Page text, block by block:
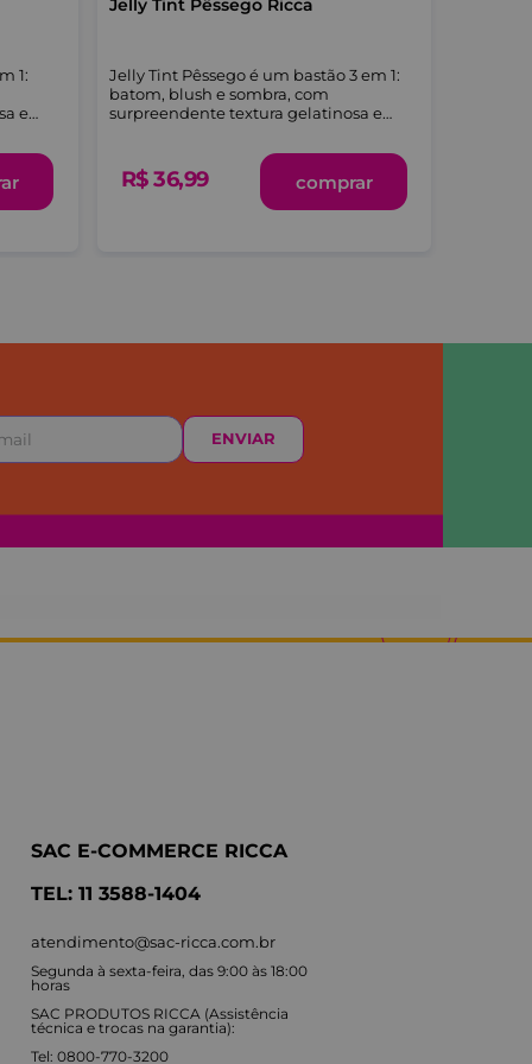
1:
e
Jelly Tint Pêssego Ricca
Jelly Tint Pêssego é um bastão 3 em 1:
batom, blush e sombra, com
surpreendente textura gelatinosa e
R$ 36,99 comprar
ENVIAR
SAC E-COMMERCE RICCA
TEL: 11 3588-1404
atendimento@sac-ricca.com.br
Segunda à sexta-feira, das 9:00 às 18:00
horas
SAC PRODUTOS RICCA (Assistência
técnica e trocas na garantia):
Tel: 0800-770-3200